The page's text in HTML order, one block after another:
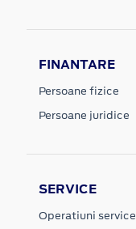
FINANTARE
Persoane fizice
Persoane juridice
SERVICE
Operatiuni service